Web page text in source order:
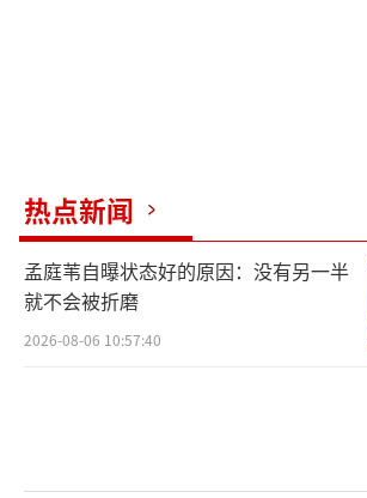
热点新闻
孟庭苇自曝状态好的原因：没有另一半
就不会被折磨
2026-08-06 10:57:40